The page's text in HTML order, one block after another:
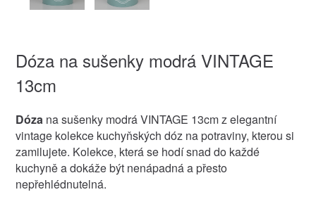
Dóza na sušenky modrá VINTAGE
13cm
Dóza na sušenky modrá VINTAGE 13cm z elegantní
vintage kolekce kuchyňských dóz na potraviny, kterou si
zamilujete. Kolekce, která se hodí snad do každé
kuchyně a dokáže být nenápadná a přesto
nepřehlédnutelná.